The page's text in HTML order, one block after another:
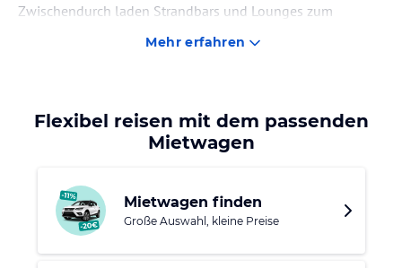
Zwischendurch laden Strandbars und Lounges zum
Entspannen mit Meerblick ein. Auch abseits des Strandes
Mehr erfahren
Flexibel reisen mit dem passenden
Mietwagen
Mietwagen finden
Große Auswahl, kleine Preise